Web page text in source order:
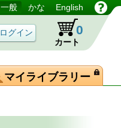
一般 かな English
カート
0
マイライブラリー